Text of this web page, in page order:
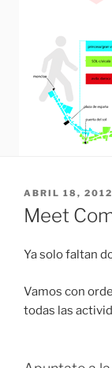
PUBLICADO
EL
ABRIL 18, 2012
Meet
Ya solo faltan
Vamos con
todas las